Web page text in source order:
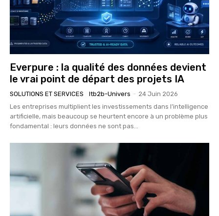
Everpure : la qualité des données devient
le vrai point de départ des projets IA
SOLUTIONS ET SERVICES Itb2b-Univers - 24 Juin 2026
Les entreprises multiplient les investissements dans l’intelligence
artificielle, mais beaucoup se heurtent encore à un problème plus
fondamental : leurs données ne sont pas...